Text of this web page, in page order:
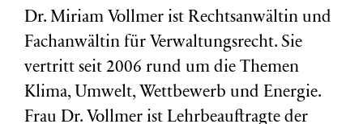
Dr. Miriam Vollmer ist Rechtsanwältin und
Fachanwältin für Verwaltungsrecht. Sie
vertritt seit 2006 rund um die Themen
Klima, Umwelt, Wettbewerb und Energie.
Frau Dr. Vollmer ist Lehrbeauftragte der